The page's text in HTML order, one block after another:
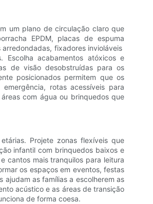
um plano de circulação claro que
EPDM, placas de espuma
fixadores invioláveis
Escolha acabamentos atóxicos e
de visão desobstruídas para os
posicionados permitem que os
rotas acessíveis para
com água ou brinquedos que
Projete zonas flexíveis que
infantil com brinquedos baixos e
cantos mais tranquilos para leitura
os espaços em eventos, festas
as famílias a escolherem as
acústico e as áreas de transição
de forma coesa.